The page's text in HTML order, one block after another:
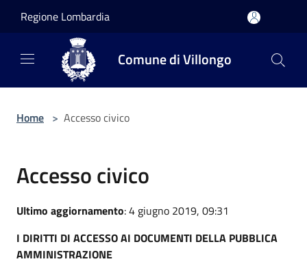
Regione Lombardia
Comune di Villongo
Home > Accesso civico
Accesso civico
Ultimo aggiornamento: 4 giugno 2019, 09:31
I DIRITTI DI ACCESSO AI DOCUMENTI DELLA PUBBLICA
AMMINISTRAZIONE